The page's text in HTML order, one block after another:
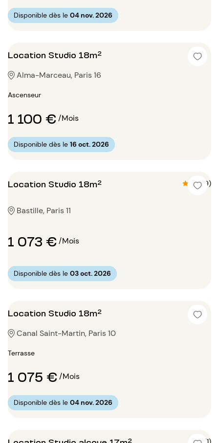
Disponible dès le 04 nov. 2026
Location Studio 18m²
Alma-Marceau, Paris 16
Ascenseur
1 100 €/Mois
Disponible dès le 16 oct. 2026
Location Studio 18m² 4.7 (9)
Bastille, Paris 11
1 073 €/Mois
Disponible dès le 03 oct. 2026
Location Studio 18m²
Canal Saint-Martin, Paris 10
Terrasse
1 075 €/Mois
Disponible dès le 04 nov. 2026